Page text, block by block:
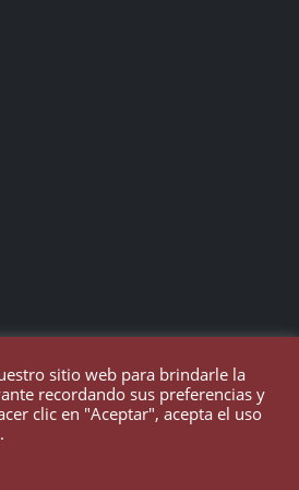
sitio web para brindarle la
recordando sus preferencias y
clic en "Aceptar", acepta el uso